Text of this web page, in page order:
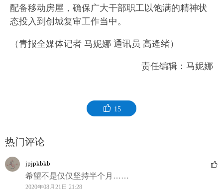
配备移动房屋，确保广大干部职工以饱满的精神状
态投入到创城复审工作当中。
（青报全媒体记者 马妮娜 通讯员 高逄绪）
责任编辑：马妮娜
15
热门评论
jpjpkbkb
希望不是仅仅坚持半个月……
2020年08月21日 21:28